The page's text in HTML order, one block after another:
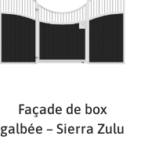
Façade de box
galbée – Sierra Zulu